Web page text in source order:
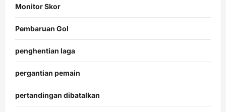
Monitor Skor
Pembaruan Gol
penghentian laga
pergantian pemain
pertandingan dibatalkan